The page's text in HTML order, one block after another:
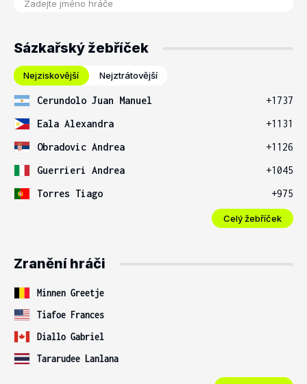
Sázkařský žebříček
Nejziskovější Nejztrátovější
Cerundolo Juan Manuel
+1737
Eala Alexandra
+1131
Obradovic Andrea
+1126
Guerrieri Andrea
+1045
Torres Tiago
+975
Celý žebříček
Zranění hráči
Minnen Greetje
Tiafoe Frances
Diallo Gabriel
Tararudee Lanlana